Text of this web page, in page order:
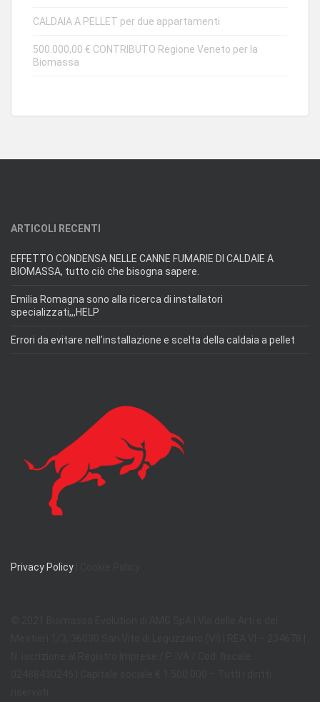
CALDAIA A PELLET per due appartamenti
500.000,00 € CONTRIBUTO Regione Veneto per la
Biomassa
ARTICOLI RECENTI
EFFETTO CONDENSA NELLE CANNE FUMARIE DI CALDAIE A
BIOMASSA, tutto ciò che bisogna sapere.
Emilia Romagna sono alla ricerca di installatori
specializzati,,,HELP
Errori da evitare nell’installazione e scelta della caldaia a pellet
Privacy Policy